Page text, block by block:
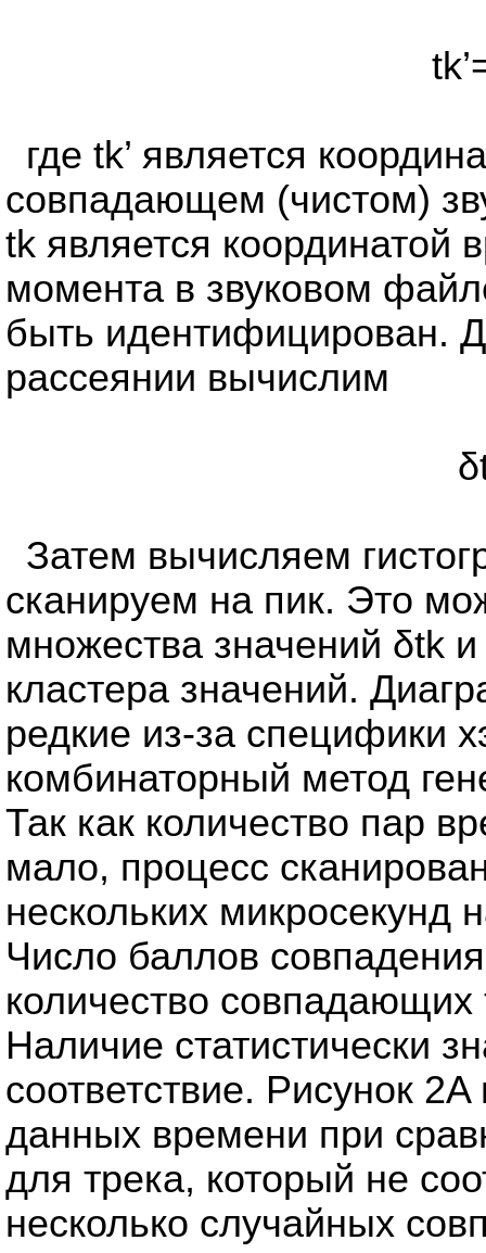
где tk’ является
совпадающем (чистом)
tk является координатой
момента в звуковом
быть идентифицирован.
рассеянии вычислим
Затем вычисляем
сканируем на пик. Это
множества значений δtk
кластера значений.
редкие из-за специфики
комбинаторный метод
Так как количество пар
мало, процесс
нескольких микросекунд
Число баллов
количество совпадающих
Наличие статистически
соответствие. Рисунок
данных времени при
для трека, который не
несколько случайных